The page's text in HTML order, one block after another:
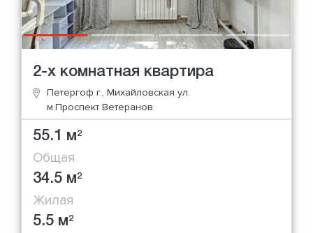
2-х комнатная квартира
Петергоф г., Михайловская ул.
м.Проспект Ветеранов
55.1 м2
Общая
34.5 м2
Жилая
5.5 м2